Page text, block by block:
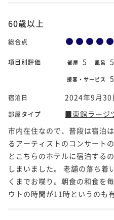
60歳以上
総合点
項目別評価 部屋 5 風呂 5
接客・サービス 5
宿泊日 2024年9月30
部屋タイプ
■東館ラージ
市内在住なので、普段は宿泊
るアーティストのコンサート
とこちらのホテルに宿泊する
しまいました。 老舗の落ち着
くまでお喋り。朝食の和食を
ウトの時間が11時というのも